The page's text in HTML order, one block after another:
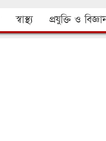
স্বাস্থ্য প্রযুক্তি ও